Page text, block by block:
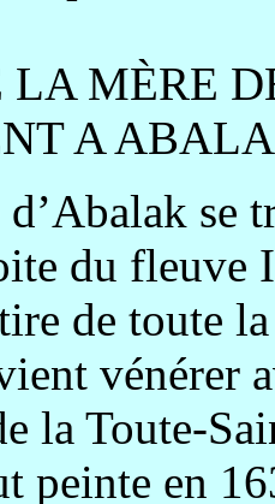
LA MÈRE
A
d’Abalak se
du fleuve
de toute
vénérer
la Toute-
peinte en